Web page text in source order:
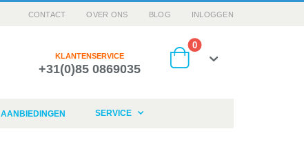
CONTACT OVER ONS BLOG INLOGGEN
Cart
0producten
KLANTENSERVICE
+31(0)85 0869035
AANBIEDINGEN SERVICE